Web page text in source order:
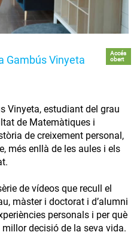
Gambús Vinyeta
Accés
obert
Vinyeta, estudiant del grau
de Matemàtiques i
de creixement personal,
més enllà de les aules i els
de vídeos que recull el
màster i doctorat i d’alumni
personals i per què
decisió de la seva vida.